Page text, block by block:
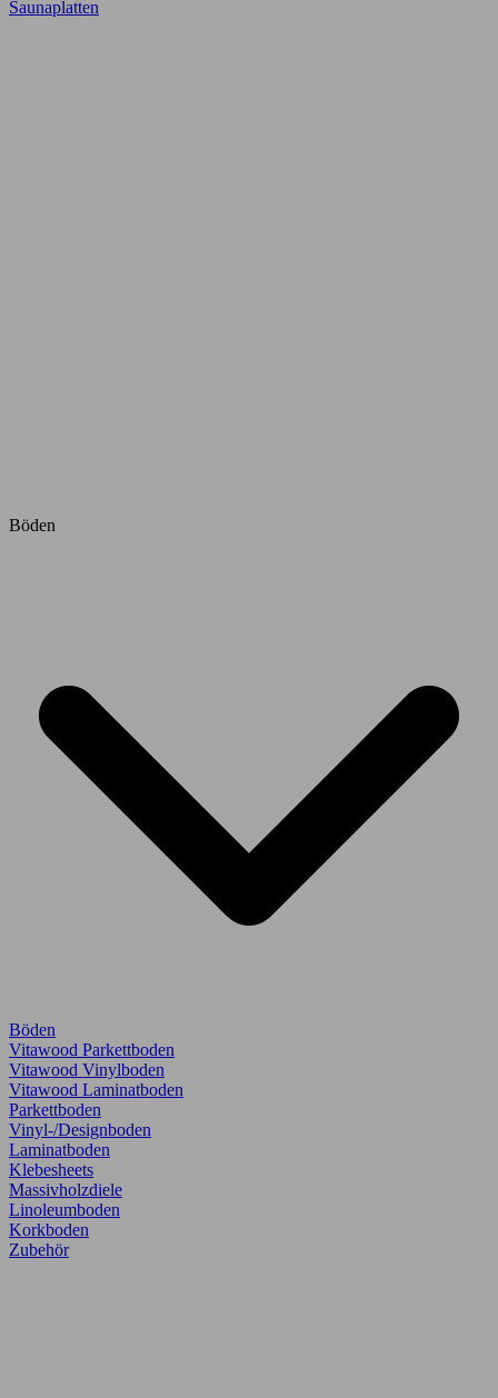
Saunaplatten
Böden
Böden
Vitawood Parkettboden
Vitawood Vinylboden
Vitawood Laminatboden
Parkettboden
Vinyl-/Designboden
Laminatboden
Klebesheets
Massivholzdiele
Linoleumboden
Korkboden
Zubehör